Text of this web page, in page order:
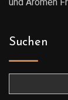
Suchen